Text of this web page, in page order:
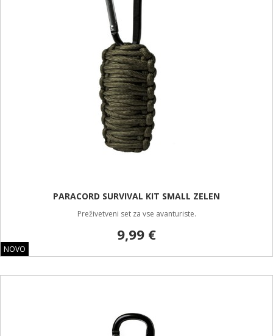
NOVO
PARACORD SURVIVAL KIT SMALL ZELEN
Preživetveni set za vse avanturiste.
9,99 €